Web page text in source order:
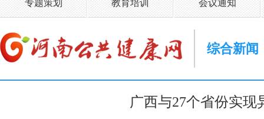
专题策划
教育培训 会议通知
综合新闻
广西与27个省份实现